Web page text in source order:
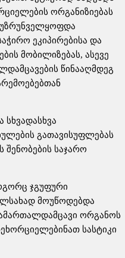
ორგანიზიებას
ეკიპირებისა და
მობილიზებას, ასევე
წინააღმდეგ
გათავისუფლებას
საჯარო
ჯგუფური
მოუწოდებდა
ორგანოს
სასტიკი